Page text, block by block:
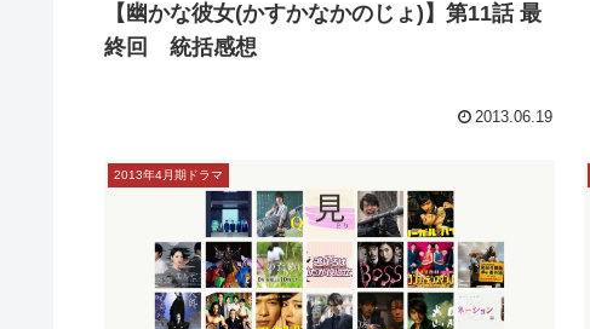
【幽かな彼女(かすかなかのじょ)】第11話 最
終回 統括感想
2013.06.19
2013年4月期ドラマ